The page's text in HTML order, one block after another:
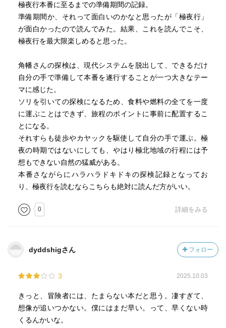
極夜行本番に至るまでの準備期間の記録。
準備期間か、それって面白いのかなと思ったが「極夜行」
が面白かったので読んでみた。結果、これを読んでこそ、
極夜行を最大限楽しめると思った。
角幡さんの探検は、現代システムを脱出して、できるだけ
自分の手で準備して本番を遂行することが一つ大きなテー
マに感じた。
ソリを引いての探検になるため、食料や燃料の全てを一度
に運ぶことはできず、旅程のポイントに事前に配置するこ
とになる。
それすらも徒歩やカヤックを駆使して自分の手で運ぶ。極
夜の時期ではないにしても、やはり極北地域の行程には予
想もできない自然の猛威がある。
本番さながらにハラハラドキドキの探検記録となってお
り、極夜行を読むならこちらも絶対に読んだ方がいい。
0 詳細をみる
dyddshigさん フォロー
3 2025.10.03
きっと、冒険者には、たまらない本だと思う。凄すぎて、
想像が追いつかない。僕にはまだ早い。って、早くない時
くるんかいな。